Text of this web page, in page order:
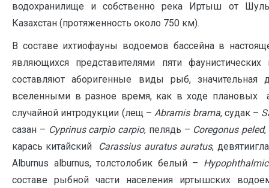
водохранилище и собственно река Иртыш от
Казахстан (протяженность около 750 км).
В составе ихтиофауны водоемов бассейна в
являющихся представителями пяти
составляют аборигенные виды рыб, значительная
вселенными в разное время, как в ходе плановых
случайной интродукции (лещ –Abramis brama, судак –
сазан – Cyprinus carpio carpio, пелядь – Coregonus peled,
карась китайский Carassius auratus auratus,
Alburnus alburnus, толстолобик белый –
составе рыбной части населения иртышских